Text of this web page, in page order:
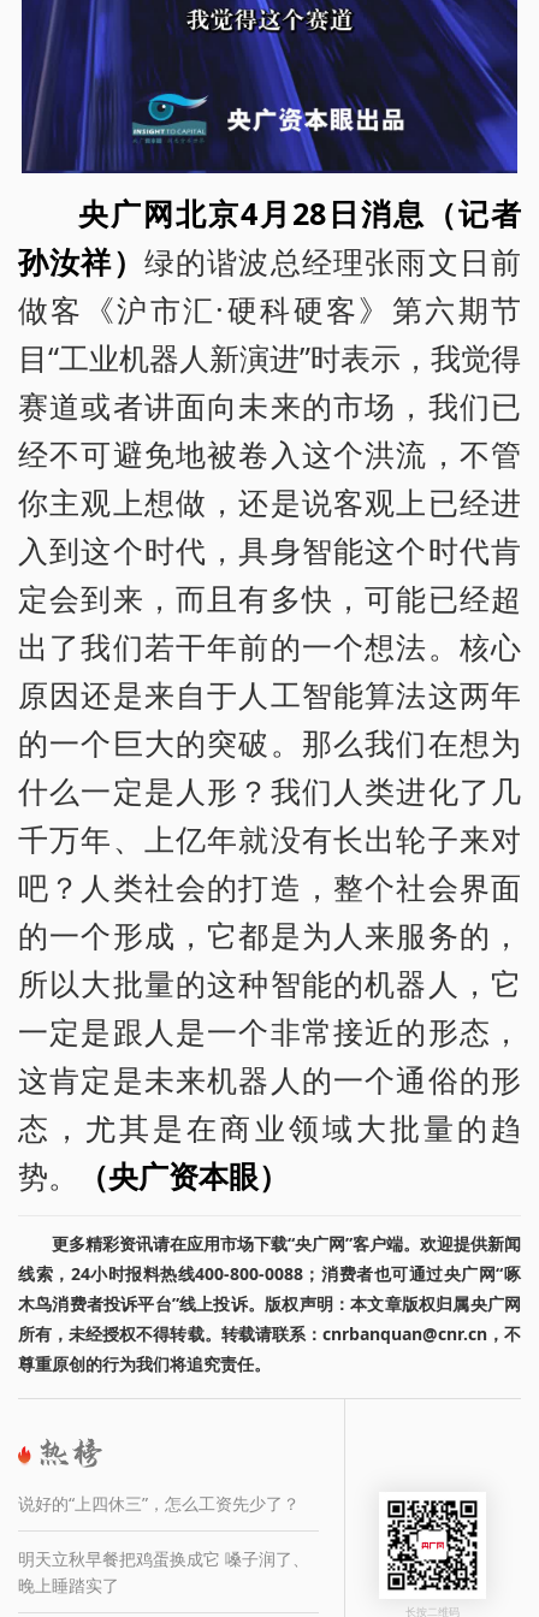
央广网北京4月28日消息（记者
孙汝祥） 绿的谐波总经理张雨文日前
做客《沪市汇·硬科硬客》第六期节
目“工业机器人新演进”时表示，我觉得
赛道或者讲面向未来的市场，我们已
经不可避免地被卷入这个洪流，不管
你主观上想做，还是说客观上已经进
入到这个时代，具身智能这个时代肯
定会到来，而且有多快，可能已经超
出了我们若干年前的一个想法。核心
原因还是来自于人工智能算法这两年
的一个巨大的突破。那么我们在想为
什么一定是人形？我们人类进化了几
千万年、上亿年就没有长出轮子来对
吧？人类社会的打造，整个社会界面
的一个形成，它都是为人来服务的，
所以大批量的这种智能的机器人，它
一定是跟人是一个非常接近的形态，
这肯定是未来机器人的一个通俗的形
态，尤其是在商业领域大批量的趋
势。
（央广资本眼）
更多精彩资讯请在应用市场下载“央广网”客户端。欢迎提供新闻
线索，24小时报料热线400-800-0088；消费者也可通过央广网“啄
木鸟消费者投诉平台”线上投诉。版权声明：本文章版权归属央广网
所有，未经授权不得转载。转载请联系：cnrbanquan@cnr.cn，不
尊重原创的行为我们将追究责任。
说好的“上四休三”，怎么工资先少了？
明天立秋早餐把鸡蛋换成它 嗓子润了、
晚上睡踏实了
长按二维码